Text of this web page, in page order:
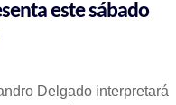
este sábado
Delgado interpretará